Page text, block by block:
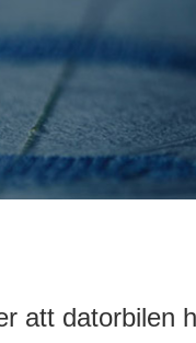
att datorbilen